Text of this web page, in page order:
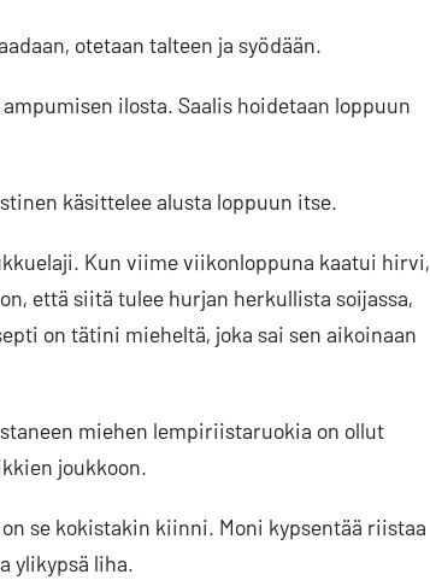
otetaan talteen ja syödään.
ilosta. Saalis hoidetaan loppuun
käsittelee alusta loppuun itse.
Kun viime viikonloppuna kaatui hirvi,
että siitä tulee hurjan herkullista soijassa,
on tätini mieheltä, joka sai sen aikoinaan
miehen lempiriistaruokia on ollut
joukkoon.
se kokistakin kiinni. Moni kypsentää riistaa
ylikypsä liha.